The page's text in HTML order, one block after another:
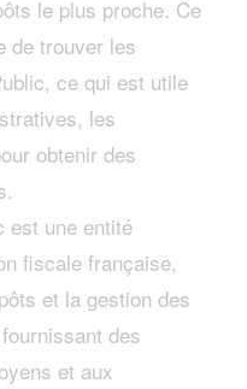
le plus proche. Ce
de trouver les
ce qui est utile
les
obtenir des
est une entité
fiscale française,
et la gestion des
des
et aux